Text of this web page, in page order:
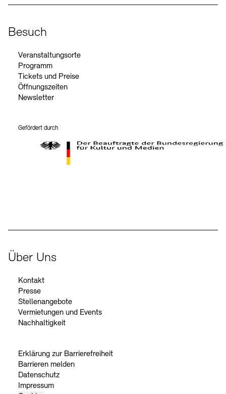
Besuch
Veranstaltungsorte
Programm
Tickets und Preise
Öffnungszeiten
Newsletter
Gefördert durch
Über Uns
Kontakt
Presse
Stellenangebote
Vermietungen und Events
Nachhaltigkeit
Erklärung zur Barrierefreiheit
Barrieren melden
Datenschutz
Impressum